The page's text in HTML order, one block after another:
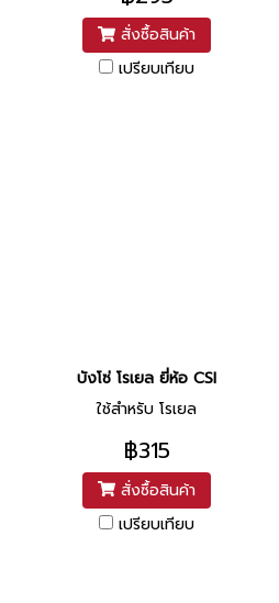
สั่งซื้อสินค้า
เปรียบเทียบ
บังโซ่ โรเยล ยี่ห้อ CSI
ใช้สำหรับ โรเยล
฿315
สั่งซื้อสินค้า
เปรียบเทียบ